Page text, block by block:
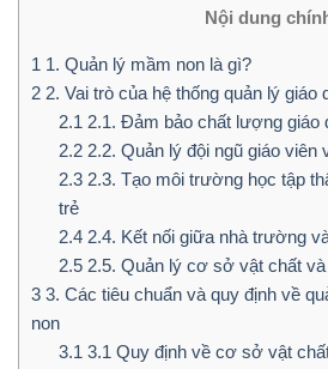
Nội dung
1 1. Quản lý mầm non là gì?
2 2. Vai trò của hệ thống quản lý giáo
2.1 2.1. Đảm bảo chất lượng giáo
2.22.2. Quản lý đội ngũ giáo viên
2.32.3. Tạo môi trường học tập
trẻ
2.42.4. Kết nối giữa nhà trường
2.52.5. Quản lý cơ sở vật chất và
3 3. Các tiêu chuẩn và quy định về
non
3.1 3.1 Quy định về cơ sở vật